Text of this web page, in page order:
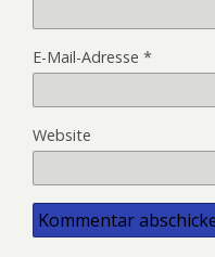
E-Mail-Adresse *
Website